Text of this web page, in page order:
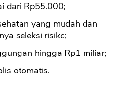
dari Rp55.000;
yang mudah dan
seleksi risiko;
hingga Rp1 miliar;
otomatis.